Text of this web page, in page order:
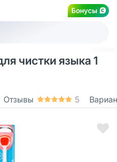
Бонусы
чистки языка 1
Отзывы 5